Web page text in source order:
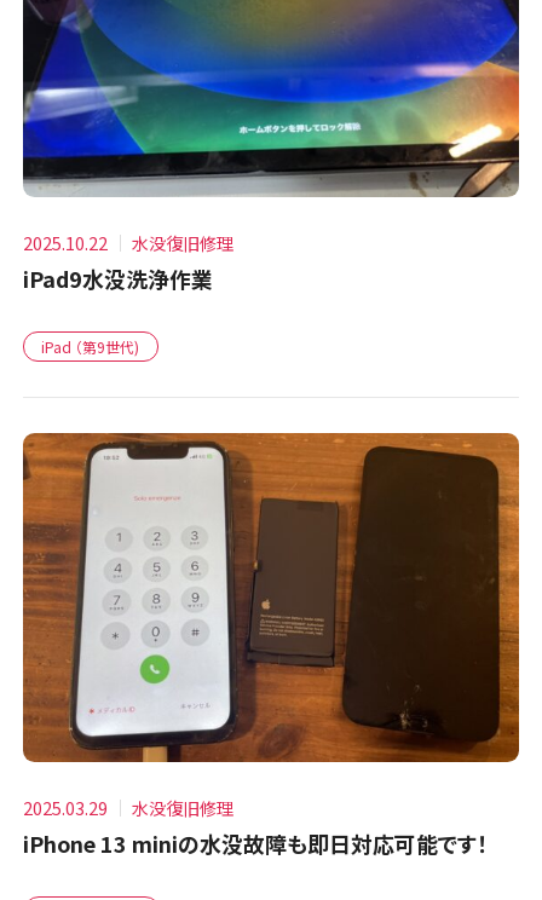
2025.10.22 水没復旧修理
iPad9水没洗浄作業
iPad （第9世代)
2025.03.29 水没復旧修理
iPhone 13 miniの水没故障も即日対応可能です！